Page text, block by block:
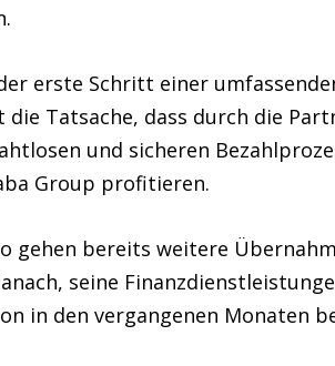
erste Schritt einer
die Tatsache, dass durch die
und sicheren
Group profitieren.
gehen bereits weitere
seine
in den vergangenen Monaten